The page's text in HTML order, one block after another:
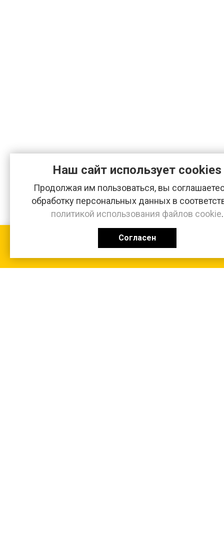
Наш сайт использует cookies
Продолжая им пользоваться, вы
обработку персональных данных в
политикой использования файлов cookie.
Согласен